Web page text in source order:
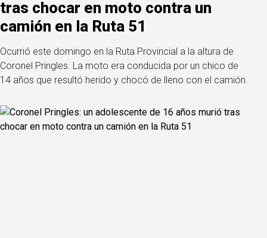
tras chocar en moto contra un
camión en la Ruta 51
Ocurrió este domingo en la Ruta Provincial a la altura de
Coronel Pringles. La moto era conducida por un chico de
14 años que resultó herido y chocó de lleno con el camión.